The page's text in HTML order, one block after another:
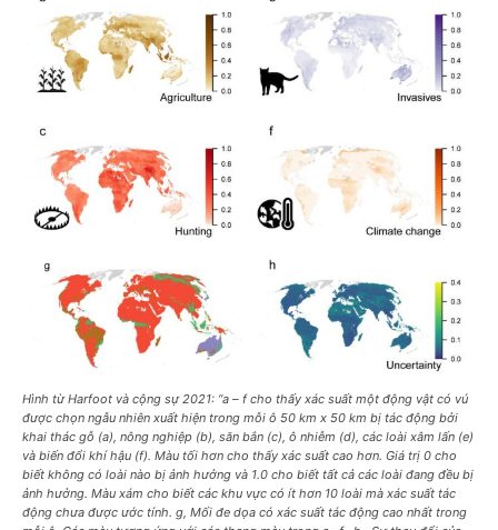
Hình từ Harfoot và cộng sự 2021: “a – f cho thấy xác suất một động vật có vú
được chọn ngẫu nhiên xuất hiện trong mỗi ô 50 km x 50 km bị tác động bởi
khai thác gỗ (a), nông nghiệp (b), săn bắn (c), ô nhiễm (d), các loài xâm lấn (e)
và biến đổi khí hậu (f). Màu tối hơn cho thấy xác suất cao hơn. Giá trị 0 cho
biết không có loài nào bị ảnh hưởng và 1.0 cho biết tất cả các loài đang đều bị
ảnh hưởng. Màu xám cho biết các khu vực có ít hơn 10 loài mà xác suất tác
động chưa được ước tính. g, Mối đe dọa có xác suất tác động cao nhất trong